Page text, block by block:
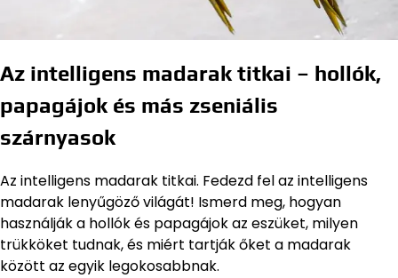
Az intelligens madarak titkai – hollók,
papagájok és más zseniális
szárnyasok
Az intelligens madarak titkai. Fedezd fel az intelligens
madarak lenyűgöző világát! Ismerd meg, hogyan
használják a hollók és papagájok az eszüket, milyen
trükköket tudnak, és miért tartják őket a madarak
között az egyik legokosabbnak.